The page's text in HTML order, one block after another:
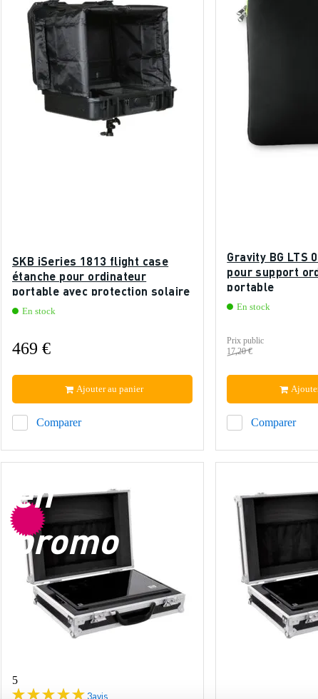
SKB iSeries 1813 flight case
étanche pour ordinateur
portable avec protection solaire
En stock
469 €
Comparer
Ajouter au panier
Gravity BG LTS
pour support
portable
En stock
Prix public
17,20 €
Comparer
en
promo
5
3avis